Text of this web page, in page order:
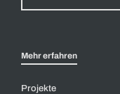
Mehr erfahren
Projekte